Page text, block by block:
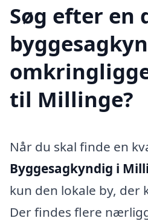
Søg efter en
til Millinge?
Når du skal finde en
Byggesagkyndig i
kun den lokale by, der
Der findes flere